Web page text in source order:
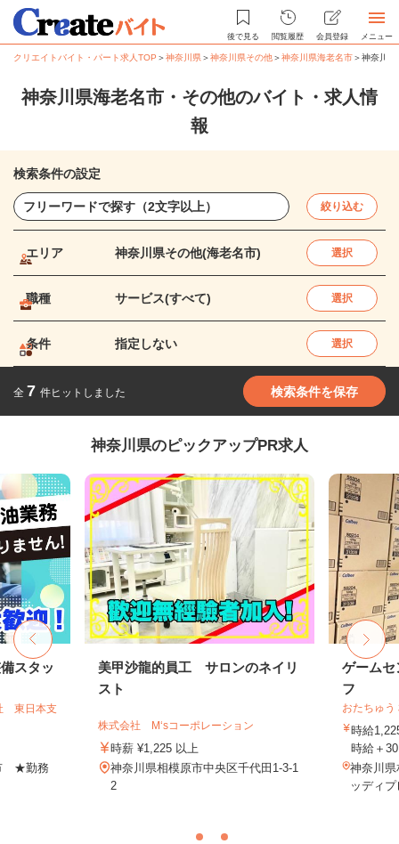
後で見る 閲覧履歴 会員登録 メニュー
クリエイトバイト・パート求人TOP ＞神奈川県＞神奈川県その他＞神奈川県海老名市＞神奈川
神奈川県海老名市・その他のバイト・求人情
報
検索条件の設定
絞り込む
エリア 神奈川県その他(海老名市) 選択
職種 サービス(すべて) 選択
条件 指定しない 選択
全 7 件ヒットしました 検索条件を保存
神奈川県のピックアップPR求人
スタッ
東日本支
★勤務
美甲沙龍的員工 サロンのネイリ
スト
株式会社 M‘sコーポレーション
時薪 ¥1,225 以上
神奈川県相模原市中央区千代田1-3-1
2
ゲームセ
フ
おたちゅう
時給
時給＋
神奈川県
ッディ